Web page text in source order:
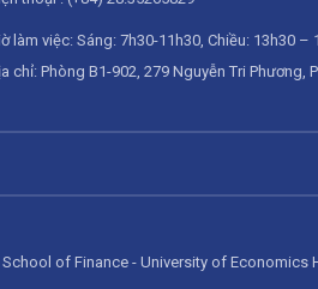
làm việc: Sáng: 7h30-11h30, Chiều: 13h30
chỉ: Phòng B1-902, 279 Nguyễn Tri Phương,
of Finance - University of Economics